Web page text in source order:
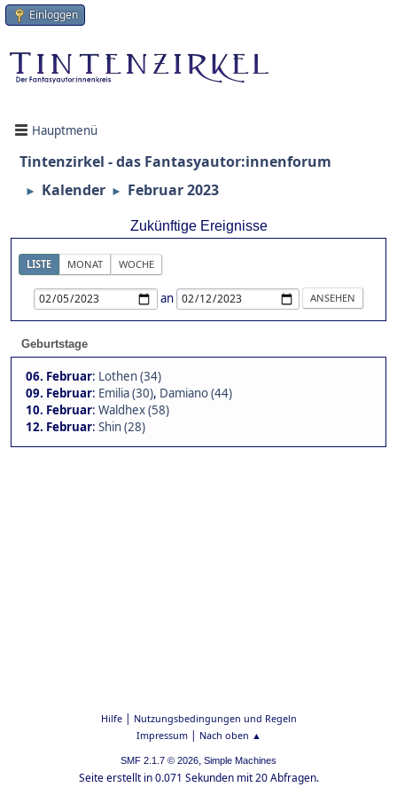
Einloggen
Hauptmenü
Tintenzirkel - das Fantasyautor:innenforum
► Kalender ► Februar 2023
Zukünftige Ereignisse
LISTE MONAT WOCHE
an
Geburtstage
06. Februar: Lothen (34)
09. Februar: Emilia (30), Damiano (44)
10. Februar: Waldhex (58)
12. Februar: Shin (28)
Hilfe| Nutzungsbedingungen und Regeln
Impressum| Nach oben ▲
SMF 2.1.7 © 2026, Simple Machines
Seite erstellt in 0.071 Sekunden mit 20 Abfragen.